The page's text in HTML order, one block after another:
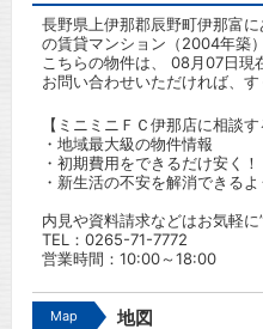
長野県上伊那郡辰野町伊那富
の賃貸マンション（2004年築）
こちらの物件は、 08月07日現
お問い合わせいただければ、す
【ミニミニＦＣ伊那店に相談す
・地域最大級の物件情報
・初期費用をできるだけ安く！
・新生活の不安を解消できる
内見や資料請求などはお気軽に
TEL： 0265-71-7772
営業時間：10:00～18:00
Map 地図